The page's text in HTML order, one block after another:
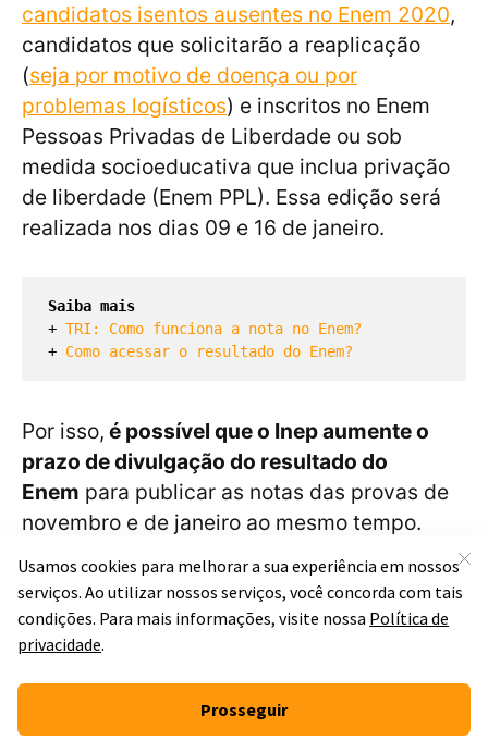
candidatos isentos ausentes no Enem 2020,
candidatos que solicitarão a reaplicação
(seja por motivo de doença ou por
problemas logísticos) e inscritos no Enem
Pessoas Privadas de Liberdade ou sob
medida socioeducativa que inclua privação
de liberdade (Enem PPL). Essa edição será
realizada nos dias 09 e 16 de janeiro.
Saiba mais
+ TRI: Como funciona a nota no Enem?
+ Como acessar o resultado do Enem?
Por isso, é possível que o Inep aumente o
prazo de divulgação do resultado do
Enem para publicar as notas das provas de
novembro e de janeiro ao mesmo tempo.
Assim que o Inep divulgar a data de
publicação do resultado do Enem 2021, o Blog
do EV será atualizado com as informações